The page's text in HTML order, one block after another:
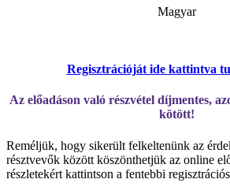
Magyar
Regisztrációját ide kattintva
Az előadáson való részvétel díjmentes,
kötött!
Reméljük, hogy sikerült felkeltenünk az
résztvevők között köszönthetjük az online
részletekért kattintson a fentebbi